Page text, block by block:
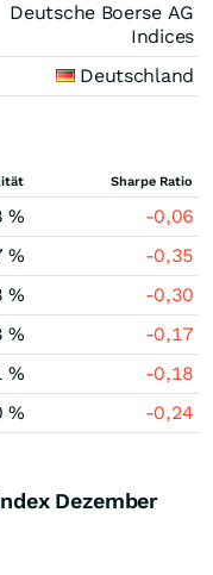
Deutsche Boerse AG
Indices
Deutschland
Sharpe Ratio
%
-0,06
%
-0,35
%
-0,30
%
-0,17
%
-0,18
% -0,24
Dezember